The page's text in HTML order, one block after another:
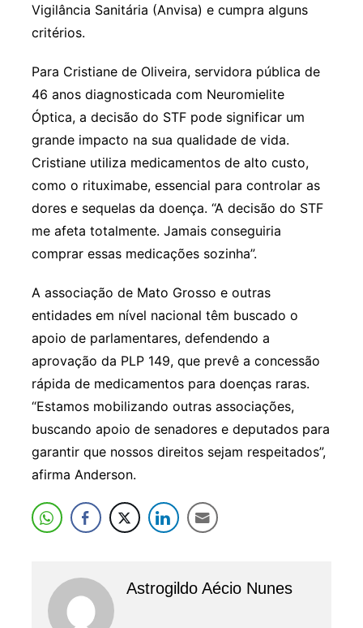
Vigilância Sanitária (Anvisa) e cumpra alguns
critérios.
Para Cristiane de Oliveira, servidora pública de
46 anos diagnosticada com Neuromielite
Óptica, a decisão do STF pode significar um
grande impacto na sua qualidade de vida.
Cristiane utiliza medicamentos de alto custo,
como o rituximabe, essencial para controlar as
dores e sequelas da doença. “A decisão do STF
me afeta totalmente. Jamais conseguiria
comprar essas medicações sozinha”.
A associação de Mato Grosso e outras
entidades em nível nacional têm buscado o
apoio de parlamentares, defendendo a
aprovação da PLP 149, que prevê a concessão
rápida de medicamentos para doenças raras.
“Estamos mobilizando outras associações,
buscando apoio de senadores e deputados para
garantir que nossos direitos sejam respeitados”,
afirma Anderson.
Astrogildo Aécio Nunes